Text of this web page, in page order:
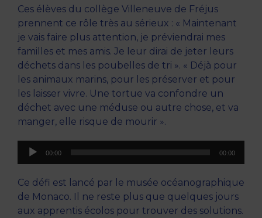
Ces élèves du collège Villeneuve de Fréjus
prennent ce rôle très au sérieux : « Maintenant
je vais faire plus attention, je préviendrai mes
familles et mes amis. Je leur dirai de jeter leurs
déchets dans les poubelles de tri ». « Déjà pour
les animaux marins, pour les préserver et pour
les laisser vivre. Une tortue va confondre un
déchet avec une méduse ou autre chose, et va
manger, elle risque de mourir ».
Lecteur
00:00 00:00
Ce défi est lancé par le musée océanographique
de Monaco. Il ne reste plus que quelques jours
aux apprentis écolos pour trouver des solutions.